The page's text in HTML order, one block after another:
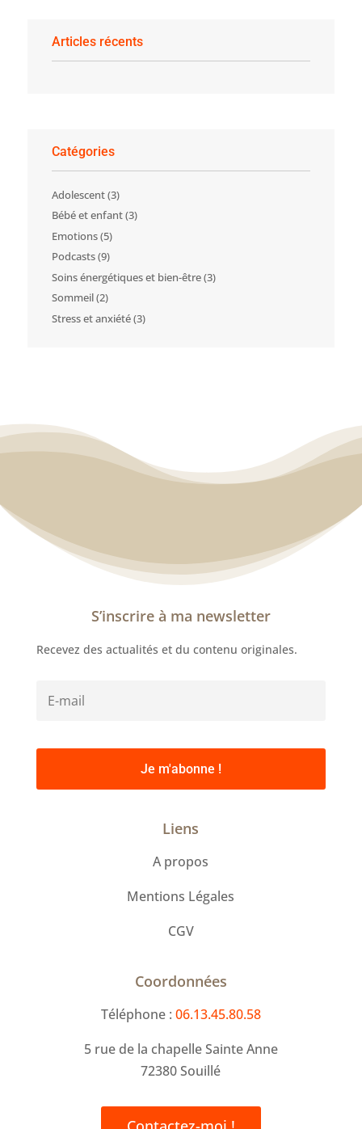
Articles récents
Catégories
Adolescent(3)
Bébé et enfant(3)
Emotions(5)
Podcasts(9)
Soins énergétiques et bien-être(3)
Sommeil(2)
Stress et anxiété(3)
S’inscrire à ma newsletter
Recevez des actualités et du contenu originales.
Je m'abonne !
Liens
A propos
Mentions Légales
CGV
Coordonnées
Téléphone : 06.13.45.80.58
5 rue de la chapelle Sainte Anne
72380 Souillé